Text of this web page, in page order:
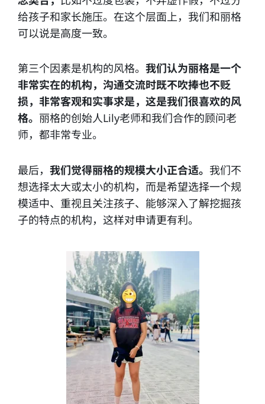
给孩子和家长施压。在这个层面上，我们和丽格
可以说是高度一致。
第三个因素是机构的风格。 我们认为丽格是一个
非常实在的机构，沟通交流时既不吹捧也不贬
损，非常客观和实事求是，这是我们很喜欢的风
格。 丽格的创始人Lily老师和我们合作的顾问老
师，都非常专业。
最后， 我们觉得丽格的规模大小正合适。 我们不
想选择太大或太小的机构，而是希望选择一个规
模适中、重视且关注孩子、能够深入了解挖掘孩
子的特点的机构，这样对申请更有利。